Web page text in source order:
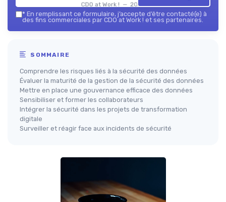
CDO at Work ! — 2026
* En remplissant ce formulaire, j’accepte d’être contacté(e) à
des fins commerciales par CDO at Work ! et ses partenaires.
SOMMAIRE
Comprendre les risques liés à la sécurité des données
Évaluer la maturité de la gestion de la sécurité des données
Mettre en place une gouvernance efficace des données
Sensibiliser et former les collaborateurs
Intégrer la sécurité dans les projets de transformation
digitale
Surveiller et réagir face aux incidents de sécurité